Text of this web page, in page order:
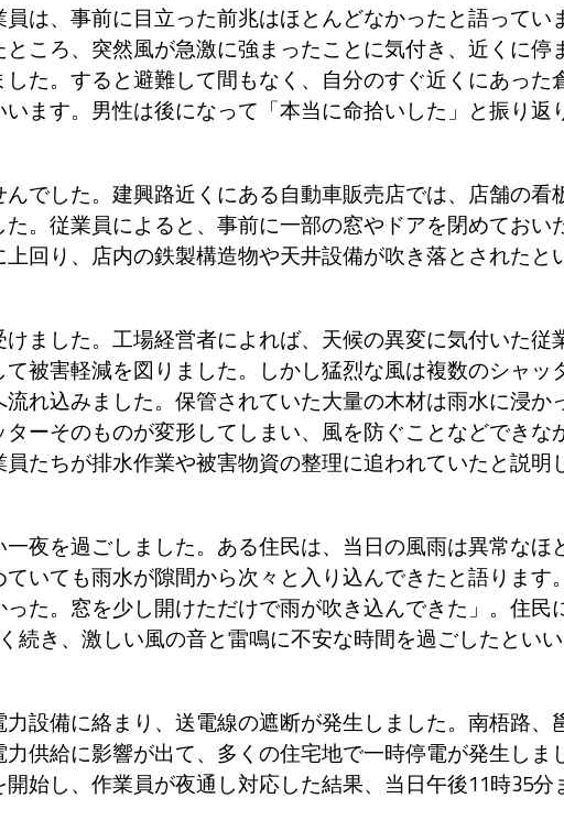
は、事前に目立った前兆はほとんどなかったと語ってい
ころ、突然風が急激に強まったことに気付き、近くに停
た。すると避難して間もなく、自分のすぐ近くにあった
ます。男性は後になって「本当に命拾いした」と振り返
でした。建興路近くにある自動車販売店では、店舗の看
。従業員によると、事前に一部の窓やドアを閉めておい
回り、店内の鉄製構造物や天井設備が吹き落とされたと
ました。工場経営者によれば、天候の異変に気付いた従
被害軽減を図りました。しかし猛烈な風は複数のシャッ
れ込みました。保管されていた大量の木材は雨水に浸か
ーそのものが変形してしまい、風を防ぐことなどできな
たちが排水作業や被害物資の整理に追われていたと説明
夜を過ごしました。ある住民は、当日の風雨は異常なほ
いても雨水が隙間から次々と入り込んできたと語ります。
った。窓を少し開けただけで雨が吹き込んできた」。住民
続き、激しい風の音と雷鳴に不安な時間を過ごしたといい
設備に絡まり、送電線の遮断が発生しました。南梧路、
供給に影響が出て、多くの住宅地で一時停電が発生しま
始し、作業員が夜通し対応した結果、当日午後11時35分